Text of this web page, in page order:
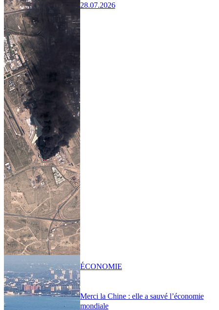
28.07.2026
Merci la Chine : elle a sauvé l’économie
mondiale
ÉCONOMIE